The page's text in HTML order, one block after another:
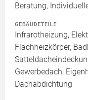
Beratung,
GEBÄUDETEILE
Infrarotheizung,
Flachheizkörper,
Gewerbedach,
Dachabdichtung